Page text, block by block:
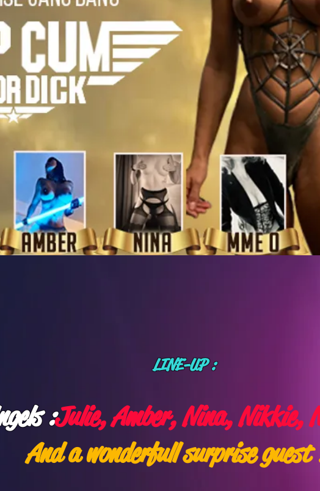
LINE-UP :
:Julie, Amber, Nina, Nikkie,
​​​And a wonderfull surprise